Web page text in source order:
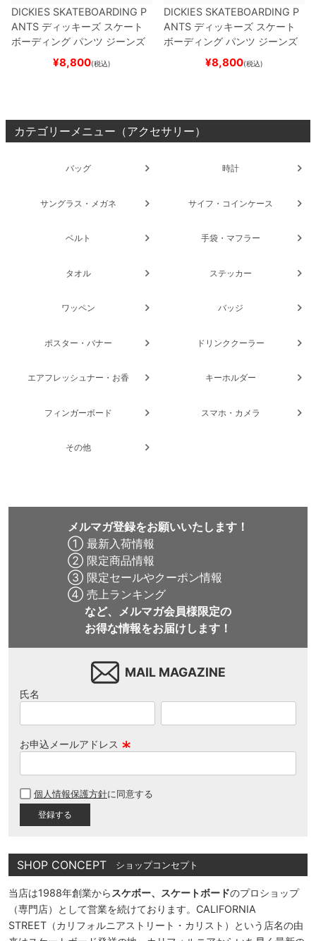
DICKIES SKATEBOARDING P
ANTS ディッキーズ スケート
ボーディング パンツ ジーンズ
SLIM FIT 30 LENGTH
スケートボード スケボ
¥8,800(税込)
DICKIES SKATEBOARDING P
ANTS ディッキーズ スケート
ボーディング パンツ ジーンズ
SLIM FIT 30 LENGTH
スケートボード スケボー
¥8,800(税込)
カテゴリーメニュー（アクセサリー）
バッグ 時計
サングラス・メガネ サイフ・コインケース
ベルト 手袋・マフラー
タオル ステッカー
ワッペン バッジ
ポスター・バナー ドリンククーラー
エアフレッシュナー・お香 キーホルダー
フィンガーボード スマホ・カメラ
その他
メルマガ登録をお願いいたします！
① 最新入荷情報
② 限定商品情報
③ 限定セールやクーポン情報
④ 売上ランキング
など、メルマガ会員様限定の
お得な情報をお届けします！
MAIL MAGAZINE
氏名
お申込メールアドレス
須
個人情報保護方針に同意する
SHOP CONCEPT ショップコンセプト
当店は1988年創業から スケボー、スケートボードのプロショップ
（専門店）として営業を続けております。CALIFORNIA
STREET（カリフォルニアストリート・カリスト）という店名の由